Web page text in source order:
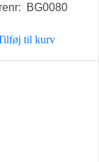
BG0080
til kurv